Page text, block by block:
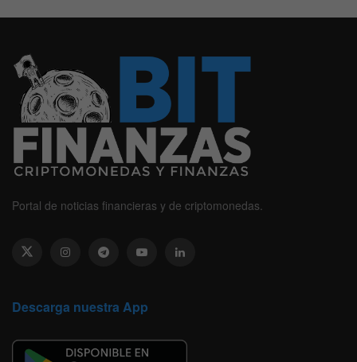
Portal de noticias financieras y de criptomonedas.
Descarga nuestra App